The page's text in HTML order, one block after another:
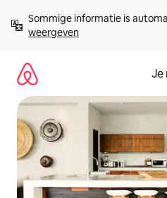
direct
naar
Sommige informatie is
weergeven
Je